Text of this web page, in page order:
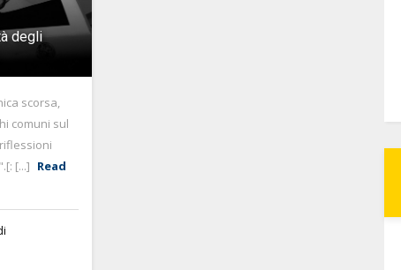
degli
scorsa,
comuni sul
[...] Read